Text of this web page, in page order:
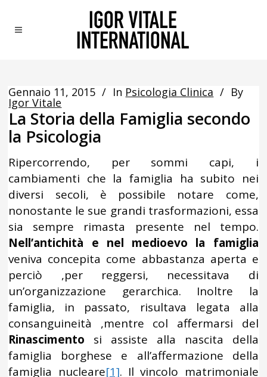
Gennaio 11, 2015 In Psicologia Clinica By
Igor Vitale
La Storia della Famiglia secondo
la Psicologia
Ripercorrendo, per sommi capi, i
cambiamenti che la famiglia ha subito nei
diversi secoli, è possibile notare come,
nonostante le sue grandi trasformazioni, essa
sia sempre rimasta presente nel tempo.
Nell’antichità e nel medioevo la famiglia
veniva concepita come abbastanza aperta e
perciò ,per reggersi, necessitava di
un’organizzazione gerarchica. Inoltre la
famiglia, in passato, risultava legata alla
consanguineità ,mentre col affermarsi del
Rinascimento si assiste alla nascita della
famiglia borghese e all’affermazione della
famiglia nucleare[1]. Il vincolo matrimoniale